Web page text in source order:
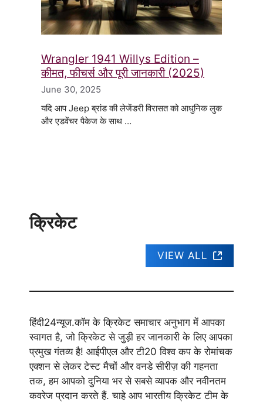
Wrangler 1941 Willys Edition –
कीमत, फीचर्स और पूरी जानकारी (2025)
June 30, 2025
यदि आप Jeep ब्रांड की लेजेंडरी विरासत को आधुनिक लुक
और एडवेंचर पैकेज के साथ …
क्रिकेट
VIEW ALL
हिंदी24न्यूज.कॉम के क्रिकेट समाचार अनुभाग में आपका
स्वागत है, जो क्रिकेट से जुड़ी हर जानकारी के लिए आपका
प्रमुख गंतव्य है! आईपीएल और टी20 विश्व कप के रोमांचक
एक्शन से लेकर टेस्ट मैचों और वनडे सीरीज़ की गहनता
तक, हम आपको दुनिया भर से सबसे व्यापक और नवीनतम
कवरेज प्रदान करते हैं. चाहे आप भारतीय क्रिकेट टीम के